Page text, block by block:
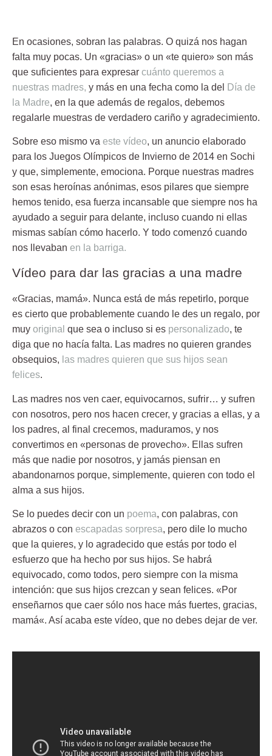
En ocasiones, sobran las palabras. O quizá nos hagan
falta muy pocas. Un «gracias» o un «te quiero» son más
que suficientes para expresar cuánto queremos a
nuestras madres, y más en una fecha como la del
Día de
la Madre, en la que además de regalos, debemos
regalarle muestras de verdadero cariño y agradecimiento.
Sobre eso mismo va este vídeo, un anuncio elaborado
para los Juegos Olímpicos de Invierno de 2014 en Sochi
y que, simplemente, emociona. Porque nuestras madres
son esas heroínas anónimas, esos pilares que siempre
hemos tenido, esa fuerza incansable que siempre nos ha
ayudado a seguir para delante, incluso cuando ni ellas
mismas sabían cómo hacerlo. Y todo comenzó cuando
nos llevaban en la barriga.
Vídeo para dar las gracias a una madre
«Gracias, mamá». Nunca está de más repetirlo, porque
es cierto que probablemente cuando le des un regalo, por
muy original que sea o incluso si es personalizado, te
diga que no hacía falta. Las madres no quieren grandes
obsequios, las madres quieren que sus hijos sean
felices.
Las madres nos ven caer, equivocarnos, sufrir… y sufren
con nosotros, pero nos hacen crecer, y gracias a ellas, y a
los padres, al final crecemos, maduramos, y nos
convertimos en «personas de provecho». Ellas sufren
más que nadie por nosotros, y jamás piensan en
abandonarnos porque, simplemente, quieren con todo el
alma a sus hijos.
Se lo puedes decir con un poema, con palabras, con
abrazos o con escapadas sorpresa, pero dile lo mucho
que la quieres, y lo agradecido que estás por todo el
esfuerzo que ha hecho por sus hijos. Se habrá
equivocado, como todos, pero siempre con la misma
intención: que sus hijos crezcan y sean felices. «Por
enseñarnos que caer sólo nos hace más fuertes, gracias,
mamá«. Así acaba este vídeo, que no debes dejar de ver.